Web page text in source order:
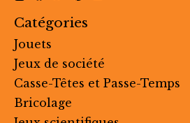
Catégories
Jouets
Jeux de société
Casse-Têtes et Passe-Temps
Bricolage